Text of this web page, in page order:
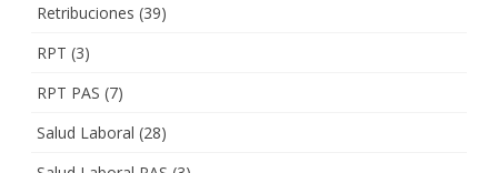
Retribuciones (39)
RPT (3)
RPT PAS (7)
Salud Laboral (28)